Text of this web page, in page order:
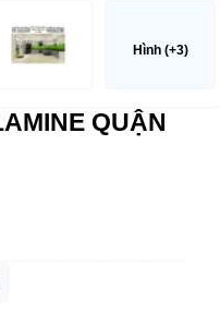
Hình (+3)
QUẬN